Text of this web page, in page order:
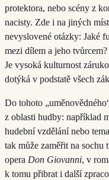
protektora, nebo scény z
nacisty. Zde i na jiných
nevyslovené otázky: Jaké
mezi dílem a jeho
Je vysoká kulturnost
dotýká v podstatě všech
Do tohoto
z oblasti hudby: například
hudební vzdělání nebo
tak může zaměřit na sochu
opera Don Giovanni, v
k tomu přibrat i další